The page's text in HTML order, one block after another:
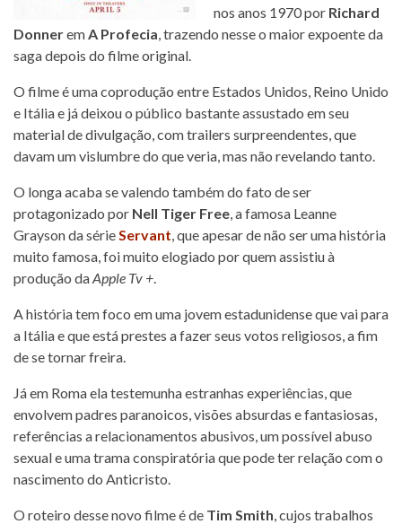
nos anos 1970 por Richard
DonneremA Profecia, trazendo nesse o maior expoente da
saga depois do filme original.
O filme é uma coprodução entre Estados Unidos, Reino Unido
e Itália e já deixou o público bastante assustado em seu
material de divulgação, com trailers surpreendentes, que
davam um vislumbre do que veria, mas não revelando tanto.
O longa acaba se valendo também do fato de ser
protagonizado por Nell Tiger Free, a famosa Leanne
Grayson da sérieServant, que apesar de não ser uma história
muito famosa, foi muito elogiado por quem assistiu à
produção daApple Tv +.
A história tem foco em uma jovem estadunidense que vai para
a Itália e que está prestes a fazer seus votos religiosos, a fim
de se tornar freira.
Já em Roma ela testemunha estranhas experiências, que
envolvem padres paranoicos, visões absurdas e fantasiosas,
referências a relacionamentos abusivos, um possível abuso
sexual e uma trama conspiratória que pode ter relação com o
nascimento do Anticristo.
O roteiro desse novo filme é de Tim Smith, cujos trabalhos